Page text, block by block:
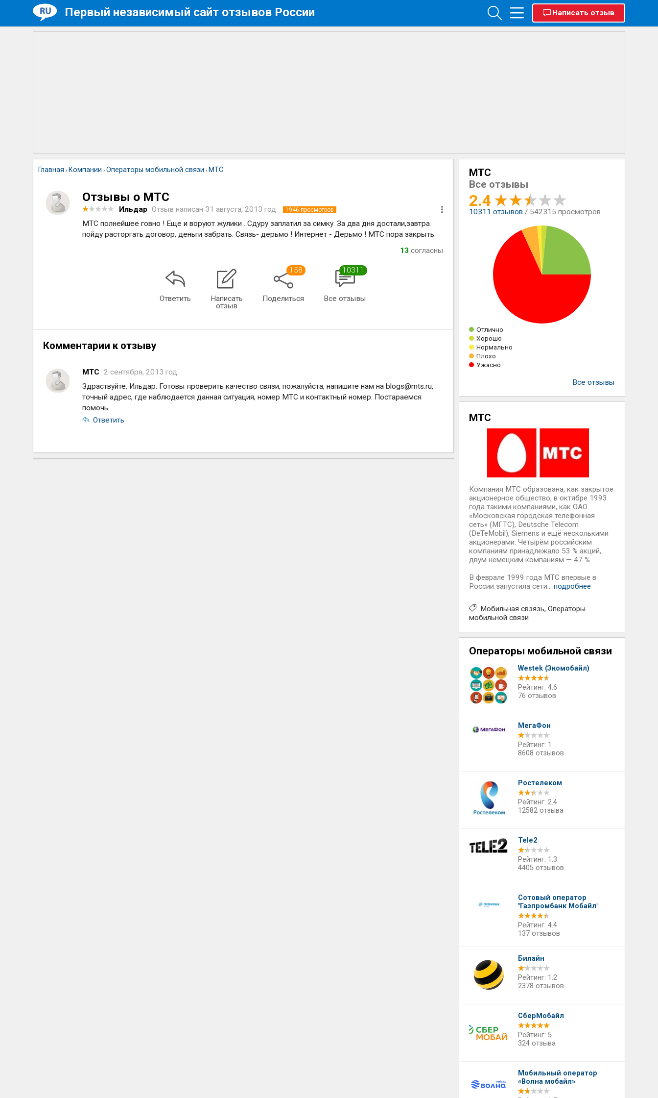
Первый независимый сайт отзывов России Написать отзыв
Главная › Компании ›Операторы мобильной связи › МТС
Отзывы о МТС
Ильдар Отзыв написан 31 августа, 2013 год 1946 просмотров
МТС полнейшее говно ! Еще и воруют жулики . Сдуру заплатил за симку. За два дня достали,завтра
пойду расторгать договор, деньги забрать. Связь- дерьмо ! Интернет - Дерьмо ! МТС пора закрыть.
13согласны
Ответить
Написать
отзыв
158
Поделиться
10311
Все отзывы
Комментарии к отзыву
МТС 2 сентября, 2013 год
Здраствуйте. Ильдар. Готовы проверить качество связи, пожалуйста, напишите нам наblogs@mts.ru,
точный адрес, где наблюдается данная ситуация, номер МТС и контактный номер. Постараемся
помочь.
Ответить
МТС
Все отзывы
2.4
10311 отзывов / 542315 просмотров
Отлично
Хорошо
Нормально
Плохо
Ужасно
Все отзывы
МТС
Компания МТС образована, как закрытое
акционерное общество, в октябре 1993
года такими компаниями, как ОАО
«Московская городская телефонная
сеть» (МГТС), Deutsсhe Telecom
(DeTeMobil), Siemens и ещё несколькими
акционерами. Четырём российским
компаниям принадлежало 53 % акций,
двум немецким компаниям — 47 %.
В феврале 1999 года МТС впервые в
России запустила сети... подробнее
Мобильная свзязь Операторы
мобильной связи
Операторы мобильной связи
Westek (Экомобайл)
Рейтинг: 4.6
76 отзывов
МегаФон
Рейтинг: 1
8608 отзывов
Ростелеком
Рейтинг: 2.4
12582 отзыва
Tele2
Рейтинг: 1.3
4405 отзывов
Сотовый оператор
"Газпромбанк Мобайл"
Рейтинг: 4.4
137 отзывов
Билайн
Рейтинг: 1.2
2378 отзывов
СберМобайл
Рейтинг: 5
324 отзыва
Мобильный оператор
«Волна мобайл»